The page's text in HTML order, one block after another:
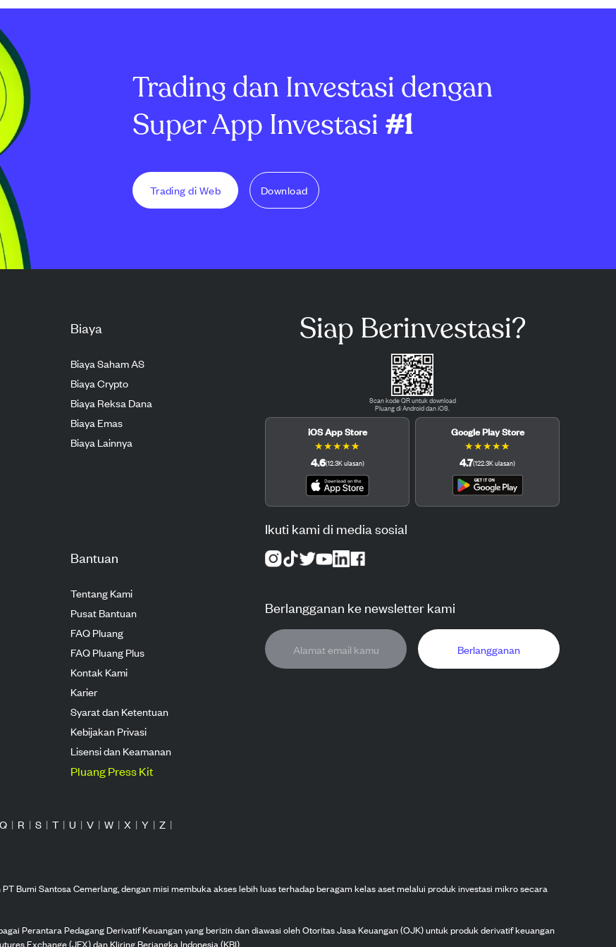
ini
biaya dibayar di muka,
ekspansi infrastruktur AI yang
jaringan, menegaskan
Trading dan Investasi dengan
Super App Investasi #1
Trading di Web Download
Biaya
Biaya Saham AS
Biaya Crypto
Biaya Reksa Dana
Biaya Emas
Biaya Lainnya
Bantuan
Tentang Kami
Pusat Bantuan
FAQ Pluang
FAQ Pluang Plus
Kontak Kami
Karier
Syarat dan Ketentuan
Kebijakan Privasi
Lisensi dan Keamanan
Pluang Press Kit
Siap Berinvestasi?
Scan kode QR untuk download
Pluang di Android dan iOS.
iOS App Store
★★★★★
4.6(12.3Kulasan)
Google Play Store
★★★★★
4.7(122.3Kulasan)
Ikuti kami di media sosial
Berlangganan ke newsletter kami
Berlangganan
Q | R | S | T | U | V | W | X | Y | Z |
Bumi Santosa Cemerlang, dengan misi membuka akses lebih luas terhadap beragam kelas aset melalui produk investasi mikro secara
Perantara Pedagang Derivatif Keuangan yang berizin dan diawasi oleh Otoritas Jasa Keuangan (OJK) untuk produk derivatif keuangan
Exchange (JFX) dan Kliring Berjangka Indonesia (KBI).